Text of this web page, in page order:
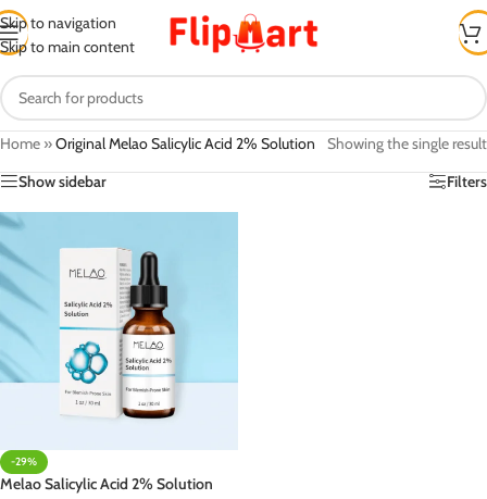
Skip to navigation
Skip to main content
Home »Original Melao Salicylic Acid 2% Solution
Showing the single result
Show sidebar
Filters
-29%
Melao Salicylic Acid 2% Solution